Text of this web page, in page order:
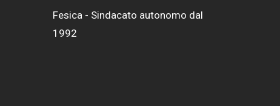
Fesica - Sindacato autonomo dal
1992